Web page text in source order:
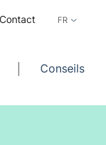
Contact
Conseils